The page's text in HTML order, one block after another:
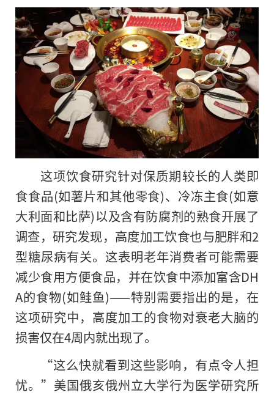
这项饮食研究针对保质期较长的人类即
食食品(如薯片和其他零食)、冷冻主食(如意
大利面和比萨)以及含有防腐剂的熟食开展了
调查，研究发现，高度加工饮食也与肥胖和2
型糖尿病有关。这表明老年消费者可能需要
减少食用方便食品，并在饮食中添加富含DH
A的食物(如鲑鱼)——特别需要指出的是，在
这项研究中，高度加工的食物对衰老大脑的
损害仅在4周内就出现了。
“这么快就看到这些影响，有点令人担
忧。”美国俄亥俄州立大学行为医学研究所